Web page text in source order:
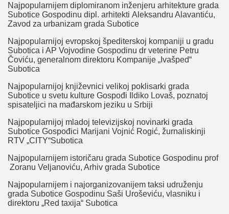
Najpopularnijem diplomiranom inženjeru arhitekture grada
Subotice Gospodinu dipl. arhitekti Aleksandru Alavantiću,
Zavod za urbanizam grada Subotice
Najpopularnijoj evropskoj špediterskoj kompaniji u gradu
Subotica i AP Vojvodine Gospodinu dr veterine Petru
Čoviću, generalnom direktoru Kompanije „Ivašped“
Subotica
Najpopularnijoj književnici velikoj poklisarki grada
Subotice u svetu kulture Gospođi Ildiko Lovaš, poznatoj
spisateljici na mađarskom jeziku u Srbiji
Najpopularnijoj mladoj televizijskoj novinarki grada
Subotice Gospođici Marijani Vojnić Rogić, žurnaliskinji
RTV „CITY“Subotica
Najpopularnijem istoričaru grada Subotice Gospodinu prof
Zoranu Veljanoviću, Arhiv grada Subotice
Najpopularnijem i najorganizovanijem taksi udruženju
grada Subotice Gospodinu Saši Uroševiću, vlasniku i
direktoru „Red taxija“ Subotica